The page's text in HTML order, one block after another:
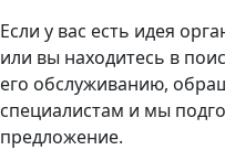
Если у вас есть идея
или вы находитесь в
его обслуживанию,
специалистам и мы
предложение.